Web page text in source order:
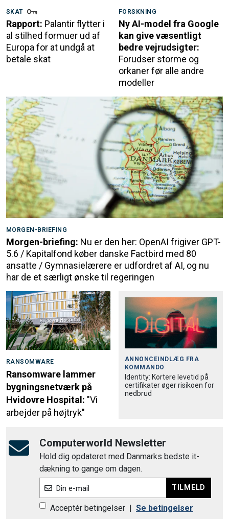
SKAT
Rapport: Palantir flytter i
al stilhed formuer ud af
Europa for at undgå at
betale skat
FORSKNING
Ny AI-model fra Google
kan give væsentligt
bedre vejrudsigter:
Forudser storme og
orkaner før alle andre
modeller
MORGEN-BRIEFING
Morgen-briefing: Nu er den her: OpenAI frigiver GPT-
5.6 / Kapitalfond køber danske Factbird med 80
ansatte / Gymnasielærere er udfordret af AI, og nu
har de et særligt ønske til regeringen
RANSOMWARE
Ransomware lammer
bygningsnetværk på
Hvidovre Hospital: "Vi
arbejder på højtryk"
ANNONCEINDLÆG FRA
KOMMANDO
Identity: Kortere levetid på
certifikater øger risikoen for
nedbrud
Computerworld Newsletter
Hold dig opdateret med Danmarks bedste it-
dækning to gange om dagen.
Din e-mail TILMELD
Acceptér betingelser | Se betingelser